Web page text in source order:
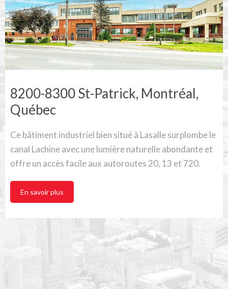
8200-8300 St-Patrick, Montréal,
Québec
Ce bâtiment industriel bien situé à Lasalle surplombe le
canal Lachine avec une lumière naturelle abondante et
offre un accès facile aux autoroutes 20, 13 et 720.
En savoir plus